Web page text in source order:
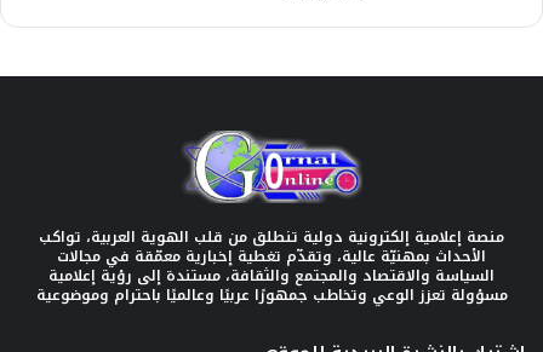
منصة إعلامية إلكترونية دولية تنطلق من قلب الهوية العربية، تواكب
الأحداث بمهنيّة عالية، وتقدّم تغطية إخبارية معمّقة في مجالات
السياسة والاقتصاد والمجتمع والثقافة، مستندة إلى رؤية إعلامية
مسؤولة تعزز الوعي وتخاطب جمهورًا عربيًا وعالميًا باحترام وموضوعية